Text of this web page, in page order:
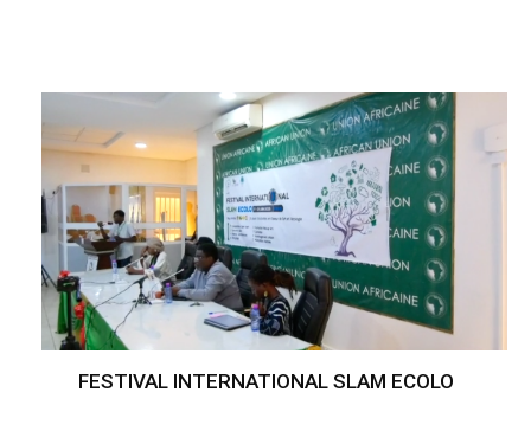
FESTIVAL INTERNATIONAL SLAM ECOLO